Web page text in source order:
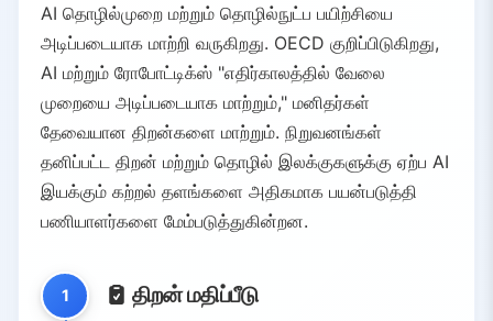
AI தொழில்முறை மற்றும் தொழில்நுட்ப பயிற்சியை
அடிப்படையாக மாற்றி வருகிறது. OECD குறிப்பிடுகிறது,
AI மற்றும் ரோபோட்டிக்ஸ் "எதிர்காலத்தில் வேலை
முறையை அடிப்படையாக மாற்றும்," மனிதர்கள்
தேவையான திறன்களை மாற்றும். நிறுவனங்கள்
தனிப்பட்ட திறன் மற்றும் தொழில் இலக்குகளுக்கு ஏற்ப AI
இயக்கும் கற்றல் தளங்களை அதிகமாக பயன்படுத்தி
பணியாளர்களை மேம்படுத்துகின்றன.
1 திறன் மதிப்பீடு